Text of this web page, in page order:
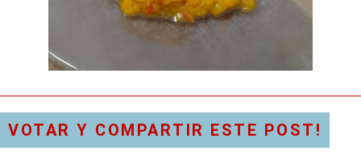
VOTAR Y COMPARTIR ESTE POST!